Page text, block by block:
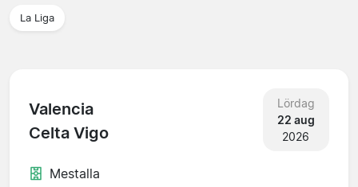
La Liga
Valencia
Celta Vigo
Lördag
22 aug
2026
Mestalla